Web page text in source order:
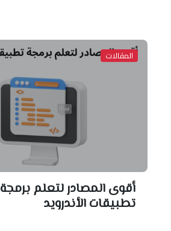
المقالات
أقوى المصادر لتعلم برمجة
تطبيقات الأندرويد